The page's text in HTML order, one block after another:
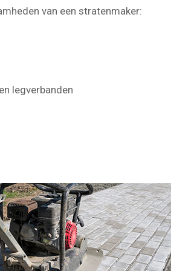
van een stratenmaker:
legverbanden